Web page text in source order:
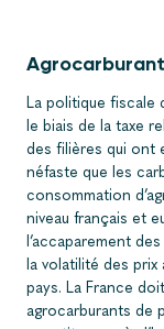
La politique fiscale
le biais de la taxe
des filières qui ont
néfaste que les
consommation
niveau français et
l’accaparement
la volatilité des
pays. La France
agrocarburants de